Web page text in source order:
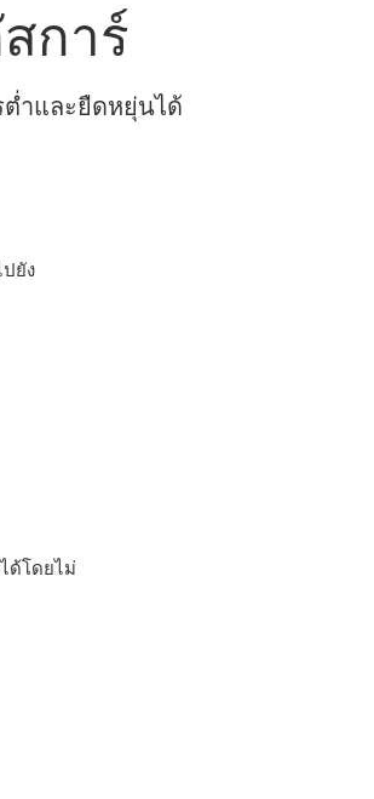
การ์
ต่ำและยืดหยุ่นได้
ยัง
ด้โดยไม่